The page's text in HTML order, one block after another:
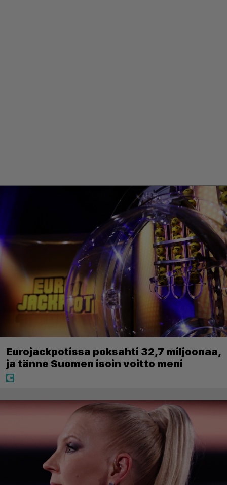
Eurojackpotissa poksahti 32,7 miljoonaa,
ja tänne Suomen isoin voitto meni